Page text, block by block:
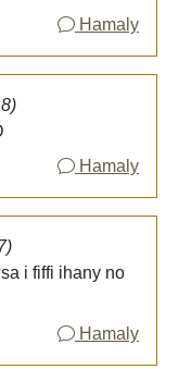
Hamaly
Hamaly
i fiffi ihany no
Hamaly